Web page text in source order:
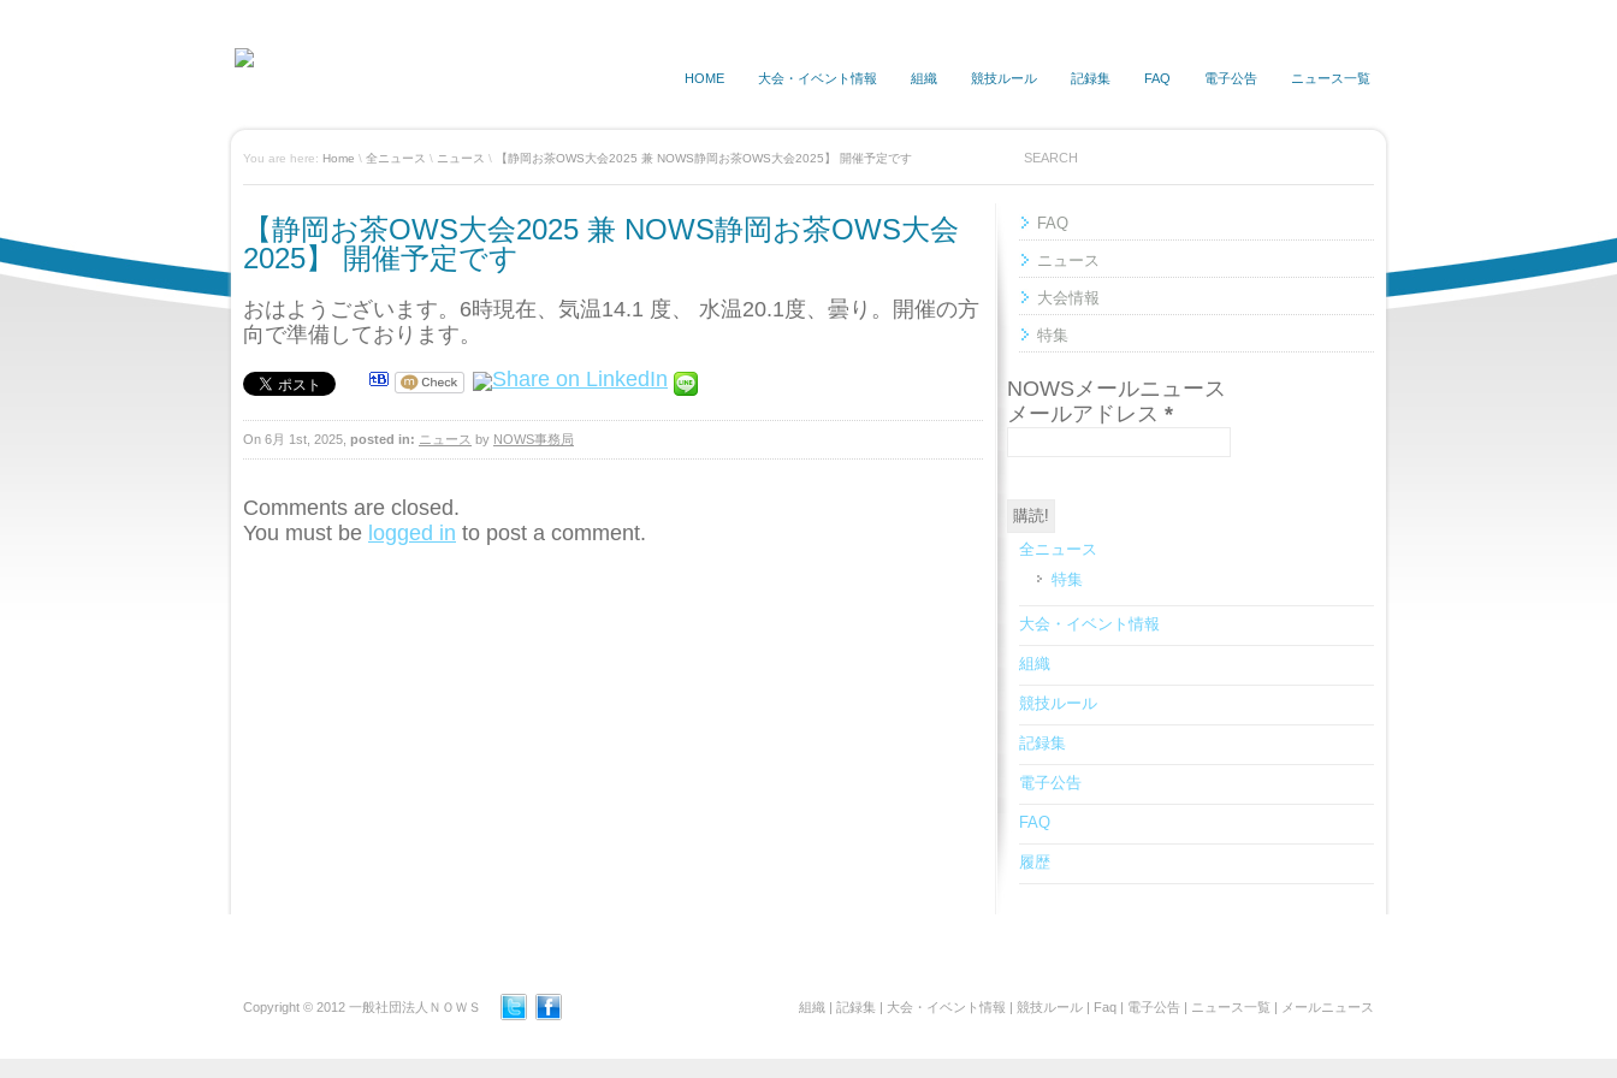
HOME 大会・イベント情報 組織 競技ルール 記録集 FAQ 電子公告 ニュース一覧
You are here: Home \ 全ニュース \ ニュース \ 【静岡お茶OWS大会2025 兼 NOWS静岡お茶OWS大会2025】 開催予定です
【静岡お茶OWS大会2025 兼 NOWS静岡お茶OWS大会
2025】 開催予定です
おはようございます。6時現在、気温14.1 度、 水温20.1度、曇り。開催の方
向で準備しております。
On 6月 1st, 2025, posted in: ニュース by NOWS事務局
Comments are closed.
You must be logged in to post a comment.
FAQ
ニュース
大会情報
特集
NOWSメールニュース
メールアドレス *
全ニュース
特集
大会・イベント情報
組織
競技ルール
記録集
電子公告
FAQ
履歴
Copyright © 2012 一般社団法人ＮＯＷＳ 組織 | 記録集 | 大会・イベント情報 | 競技ルール | Faq | 電子公告 | ニュース一覧 | メールニュース